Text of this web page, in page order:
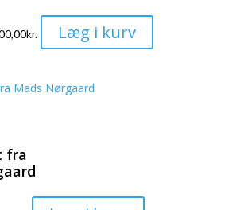
på
kr. Læg i kurv
vare
fra